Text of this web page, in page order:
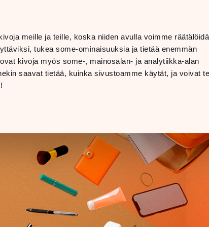
meille ja teille, koska niiden avulla voimme
tukea some-ominaisuuksia ja tietää enemmän
kivoja myös some-, mainosalan- ja analytiikka-alan
saavat tietää, kuinka sivustoamme käytät, ja voivat
SÄHKÖAUTON
LAHJAKORTTI